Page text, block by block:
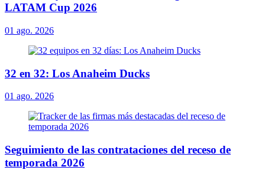
LATAM Cup 2026
01 ago. 2026
32 en 32: Los Anaheim Ducks
01 ago. 2026
Seguimiento de las contrataciones del receso de
temporada 2026